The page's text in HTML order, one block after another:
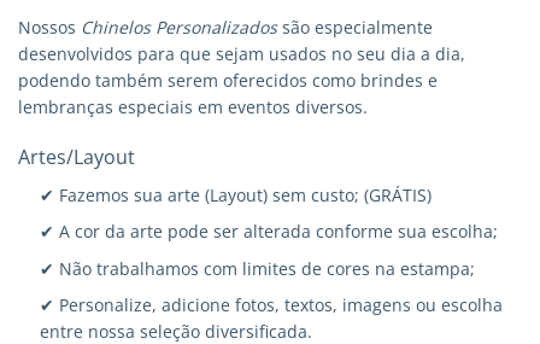
Nossos Chinelos Personalizadossão especialmente
desenvolvidos para que sejam usados no seu dia a dia,
podendo também serem oferecidos como brindes e
lembranças especiais em eventos diversos.
Artes/Layout
✔ Fazemos sua arte (Layout) sem custo; (GRÁTIS)
✔ A cor da arte pode ser alterada conforme sua escolha;
✔ Não trabalhamos com limites de cores na estampa;
✔ Personalize, adicione fotos, textos, imagens ou escolha
entre nossa seleção diversificada.